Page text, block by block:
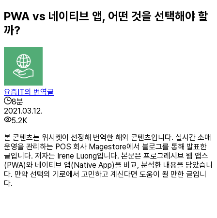
PWA vs 네이티브 앱, 어떤 것을 선택해야 할
까?
요즘IT의 번역글
8분
2021.03.12.
5.2K
본 콘텐츠는 위시켓이 선정해 번역한 해외 콘텐츠입니다. 실시간 소매
운영을 관리하는 POS 회사 Magestore에서 블로그를 통해 발표한
글입니다. 저자는 Irene Luong입니다. 본문은 프로그레시브 웹 앱스
(PWA)와 네이티브 앱(Native App)을 비교, 분석한 내용을 담았습니
다. 만약 선택의 기로에서 고민하고 계신다면 도움이 될 만한 글입니
다.